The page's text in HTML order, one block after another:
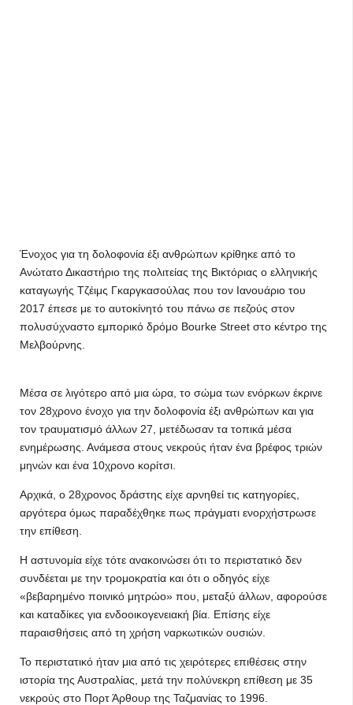
Ένοχος για τη δολοφονία έξι ανθρώπων κρίθηκε από το
Ανώτατο Δικαστήριο της πολιτείας της Βικτόριας ο ελληνικής
καταγωγής Τζέιμς Γκαργκασούλας που τον Ιανουάριο του
2017 έπεσε με το αυτοκίνητό του πάνω σε πεζούς στον
πολυσύχναστο εμπορικό δρόμο Bourke Street στο κέντρο της
Μελβούρνης.
Μέσα σε λιγότερο από μια ώρα, το σώμα των ενόρκων έκρινε
τον 28χρονο ένοχο για την δολοφονία έξι ανθρώπων και για
τον τραυματισμό άλλων 27, μετέδωσαν τα τοπικά μέσα
ενημέρωσης. Ανάμεσα στους νεκρούς ήταν ένα βρέφος τριών
μηνών και ένα 10χρονο κορίτσι.
Αρχικά, ο 28χρονος δράστης είχε αρνηθεί τις κατηγορίες,
αργότερα όμως παραδέχθηκε πως πράγματι ενορχήστρωσε
την επίθεση.
Η αστυνομία είχε τότε ανακοινώσει ότι το περιστατικό δεν
συνδέεται με την τρομοκρατία και ότι ο οδηγός είχε
«βεβαρημένο ποινικό μητρώο» που, μεταξύ άλλων, αφορούσε
και καταδίκες για ενδοοικογενειακή βία. Επίσης είχε
παραισθήσεις από τη χρήση ναρκωτικών ουσιών.
Το περιστατικό ήταν μια από τις χειρότερες επιθέσεις στην
ιστορία της Αυστραλίας, μετά την πολύνεκρη επίθεση με 35
νεκρούς στο Πορτ Άρθουρ της Ταζμανίας το 1996.